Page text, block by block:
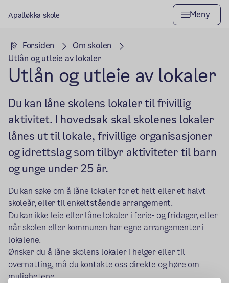
Apalløkka skole Meny
Hovedseksjon
Forsiden
Om skolen
Utlån og utleie av lokaler
Utlån og utleie av lokaler
Du kan låne skolens lokaler til frivillig
aktivitet. I hovedsak skal skolenes lokaler
lånes ut til lokale, frivillige organisasjoner
og idrettslag som tilbyr aktiviteter til barn
og unge under 25 år.
Du kan søke om å låne lokaler for et helt eller et halvt
skoleår, eller til enkeltstående arrangement.
Du kan ikke leie eller låne lokaler i ferie- og fridager, eller
når skolen eller kommunen ­­­har egne arrangementer i
lokalene.
Ønsker du å låne skolens lokaler i helger eller til
overnatting, må du kontakte oss direkte og høre om
mulighetene.